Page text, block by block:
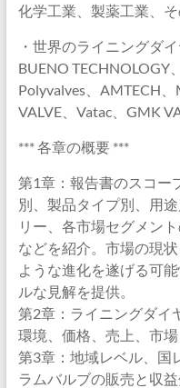
化学工業、製薬工業、
・世界のライニングダ
BUENO TECHNOLOGY
Polyvalves、AMTECH、
VALVE、Vatac、GMK
*** 各章の概要 ***
第1章：報告書のスコー
別、製品タイプ別、用
リー、各市場セグメン
などを紹介。市場の現
ような進化を遂げる可
ルな見解を提供。
第2章：ライニングダイ
環境、価格、売上、市
第3章：地域レベル、国
ラムバルブの販売と収